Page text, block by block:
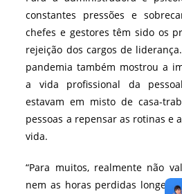
constantes pressões e
chefes e gestores têm sido os
rejeição dos cargos de
pandemia também mostrou a
a vida profissional da
estavam em misto de casa-
pessoas a repensar as rotinas e
vida.
“Para muitos, realmente não
nem as horas perdidas longe